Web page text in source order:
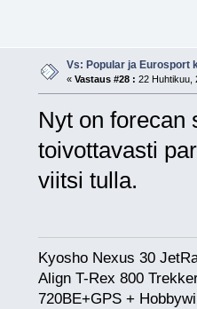
Vs: Popular ja Eurosport
« Vastaus #28 : 22 Huhtikuu,
Nyt on
toivottavasti
viitsi tulla.
Kyosho Nexus 30
Align T-Rex 800
720BE+GPS +